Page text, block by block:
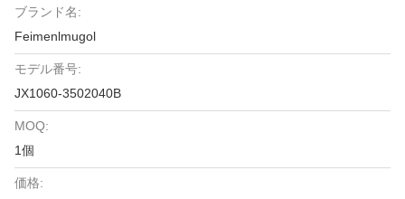
ブランド名:
Feimenlmugol
モデル番号:
JX1060-3502040B
MOQ:
1個
価格: